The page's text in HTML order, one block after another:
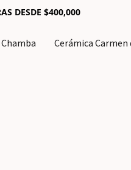
DESDE $400,000
Chamba Cerámica Carmen